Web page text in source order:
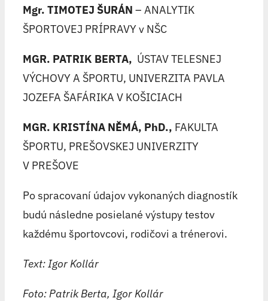
Mgr. TIMOTEJ ŠURÁN – ANALYTIK
ŠPORTOVEJ PRÍPRAVY v NŠC
MGR. PATRIK BERTA, ÚSTAV TELESNEJ
VÝCHOVY A ŠPORTU, UNIVERZITA PAVLA
JOZEFA ŠAFÁRIKA V KOŠICIACH
MGR. KRISTÍNA NĚMÁ, PhD., FAKULTA
ŠPORTU, PREŠOVSKEJ UNIVERZITY
V PREŠOVE
Po spracovaní údajov vykonaných diagnostík
budú následne posielané výstupy testov
každému športovcovi, rodičovi a trénerovi.
Text: Igor Kollár
Foto: Patrik Berta, Igor Kollár